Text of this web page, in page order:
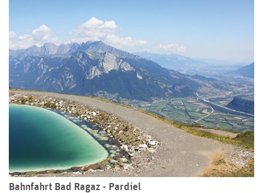
Bahnfahrt Bad Ragaz - Pardiel